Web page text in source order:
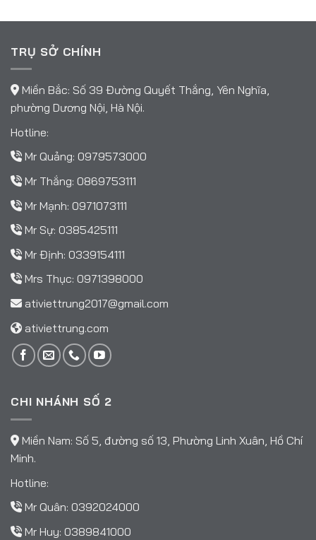
TRỤ SỞ CHÍNH
Miền Bắc: Số 39 Đường Quyết Thắng, Yên Nghĩa,
phường Dương Nội, Hà Nội.
Hotline:
Mr Quảng: 0979573000
Mr Thắng: 0869753111
Mr Mạnh: 0971073111
Mr Sự: 0385425111
Mr Định: 0339154111
Mrs Thục: 0971398000
ativiettrung2017@gmail.com
ativiettrung.com
CHI NHÁNH SỐ 2
Miền Nam: Số 5, đường số 13, Phường Linh Xuân, Hồ Chí
Minh.
Hotline:
Mr Quân: 0392024000
Mr Huy: 0389841000